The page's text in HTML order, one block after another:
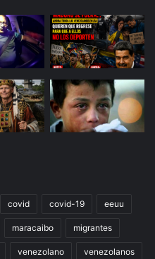
covid covid-19 eeuu
maracaibo migrantes
venezolano venezolanos